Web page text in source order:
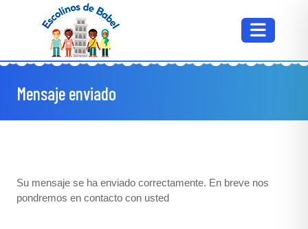
Mensaje enviado
Su mensaje se ha enviado correctamente. En breve nos
pondremos en contacto con usted